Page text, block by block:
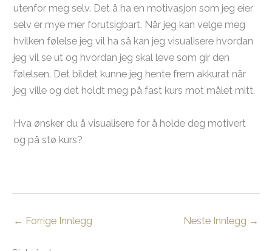
utenfor meg selv. Det å ha en motivasjon som jeg eier
selv er mye mer forutsigbart. Når jeg kan velge meg
hvilken følelse jeg vil ha så kan jeg visualisere hvordan
jeg vil se ut og hvordan jeg skal leve som gir den
følelsen. Det bildet kunne jeg hente frem akkurat når
jeg ville og det holdt meg på fast kurs mot målet mitt.
Hva ønsker du å visualisere for å holde deg motivert
og på stø kurs?
← Forrige Innlegg Neste Innlegg →